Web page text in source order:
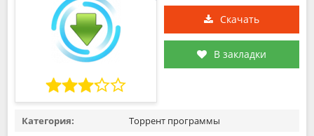
Скачать
В закладки
Категория:
Торрент программы